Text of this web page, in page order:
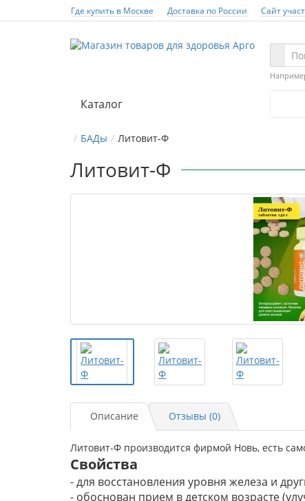
Где купить в Москве Доставка по России Сайт
Каталог
БАДы Литовит-Ф
Литовит-Ф
Описание Отзывы (0)
Литовит-Ф производится фирмой Новь, есть
Свойства
- для восстановления уровня железа и
- обоснован прием в детском возрасте